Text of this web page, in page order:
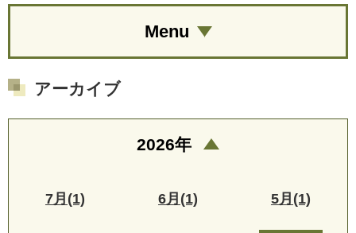
Menu
アーカイブ
2026年
7月(1) 6月(1) 5月(1)